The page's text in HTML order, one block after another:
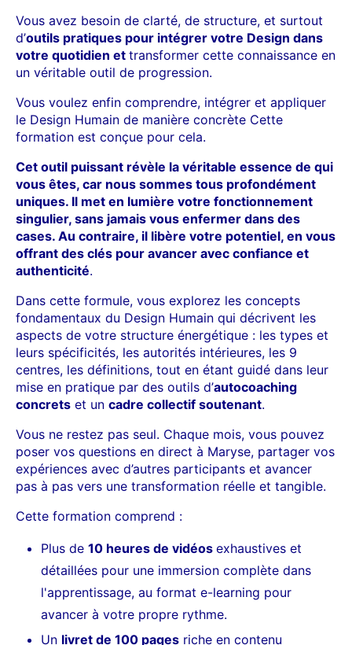
Vous avez besoin de clarté, de structure, et surtout
d’outils pratiques pour intégrer votre Design dans
votre quotidien et transformer cette connaissance en
un véritable outil de progression.
Vous voulez enfin comprendre, intégrer et appliquer
le Design Humain de manière concrète Cette
formation est conçue pour cela.
Cet outil puissant révèle la véritable essence de qui
vous êtes, car nous sommes tous profondément
uniques. Il met en lumière votre fonctionnement
singulier, sans jamais vous enfermer dans des
cases. Au contraire, il libère votre potentiel, en vous
offrant des clés pour avancer avec confiance et
authenticité.
Dans cette formule, vous explorez les concepts
fondamentaux du Design Humain qui décrivent les
aspects de votre structure énergétique : les types et
leurs spécificités, les autorités intérieures, les 9
centres, les définitions, tout en étant guidé dans leur
mise en pratique par des outils d’autocoaching
concrets et un cadre collectif soutenant.
Vous ne restez pas seul. Chaque mois, vous pouvez
poser vos questions en direct à Maryse, partager vos
expériences avec d’autres participants et avancer
pas à pas vers une transformation réelle et tangible.
Cette formation comprend :
Plus de 10 heures de vidéos exhaustives et
détaillées pour une immersion complète dans
l'apprentissage, au format e-learning pour
avancer à votre propre rythme.
Un livret de 100 pages riche en contenu